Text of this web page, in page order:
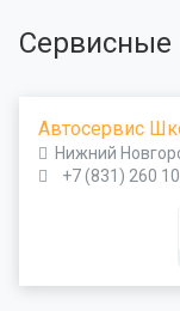
Автосервис
Нижний
+7 (831) 260